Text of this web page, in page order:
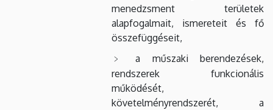
menedzsment területek
alapfogalmait, ismereteit és fő
összefüggéseit,
a műszaki berendezések,
rendszerek funkcionális
működését,
követelményrendszerét, a